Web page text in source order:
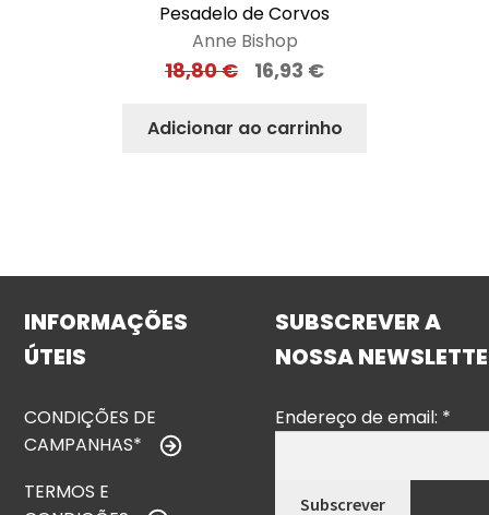
Pesadelo de Corvos
Anne Bishop
18,80€ 16,93 €
Adicionar ao carrinho
INFORMAÇÕES
ÚTEIS
CONDIÇÕES DE
CAMPANHAS*
TERMOS E
SUBSCREVER A
NOSSA
Endereço de email: *